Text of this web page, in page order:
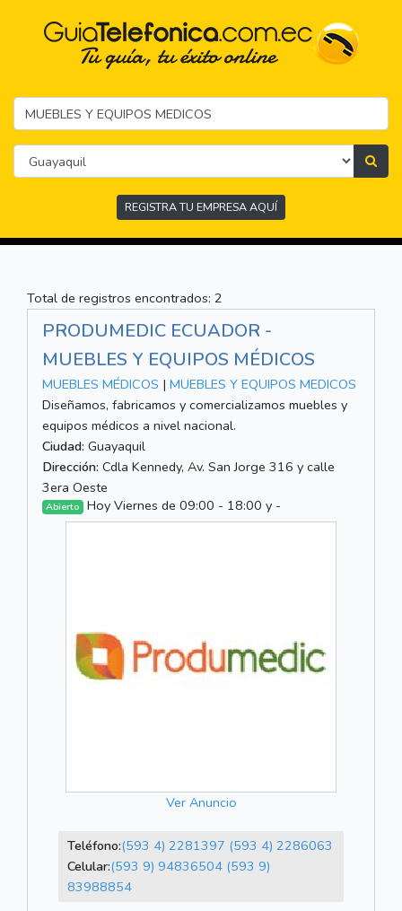
REGISTRA TU EMPRESA AQUÍ
Total de registros encontrados: 2
PRODUMEDIC ECUADOR -
MUEBLES Y EQUIPOS MÉDICOS
MUEBLES MÉDICOS | MUEBLES Y EQUIPOS MEDICOS
Diseñamos, fabricamos y comercializamos muebles y
equipos médicos a nivel nacional.
Ciudad: Guayaquil
Dirección: Cdla Kennedy, Av. San Jorge 316 y calle
3era Oeste
Abierto Hoy Viernes de 09:00 - 18:00 y -
Ver Anuncio
Teléfono:(593 4) 2281397 (593 4) 2286063
Celular:(593 9) 94836504 (593 9)
83988854